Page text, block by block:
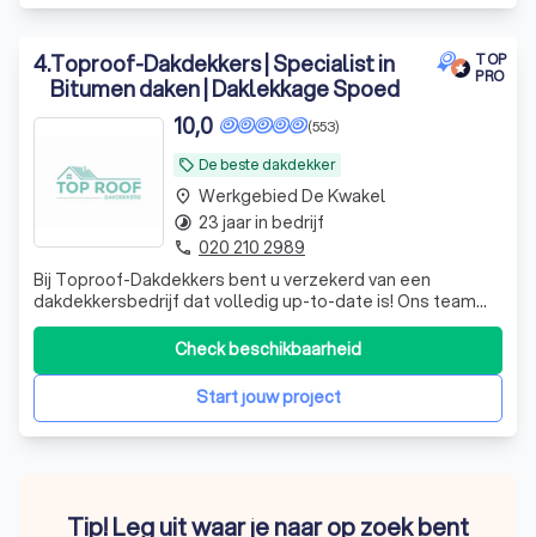
4.Toproof-Dakdekkers | Specialist in
Bitumen daken | Daklekkage Spoed
TOP
PRO
local_offer De beste dakdekker
(553)
10,0
Bij Toproof-Dakdekkers bent u verzekerd van een
dakdekkersbedrijf dat volledig up-to-date is! Ons team
bestaat uit gedreven en gecertificeerde dakdekkers met
een schat aan ervaring en een overvloed aan
enthousiasme. Wat ons onderscheidt? Niet alleen onze
passie voor het vak, maar ook onze voortduren
Start jouw project
Check beschikbaarheid
place Werkgebied De Kwakel
timelapse 23 jaar in bedrijf
phone 020 210 2989
Tip! Leg uit waar je naar op zoek bent